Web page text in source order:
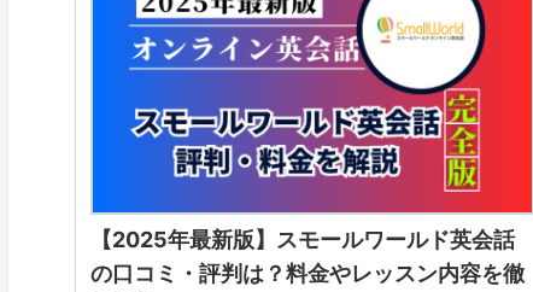
【2025年最新版】スモールワールド英会話
の口コミ・評判は？料金やレッスン内容を徹